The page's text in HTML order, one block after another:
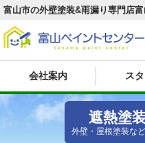
富山市の外壁塗装&雨漏り専門店
会社案内 ス
遮熱塗
外壁・屋根塗装な